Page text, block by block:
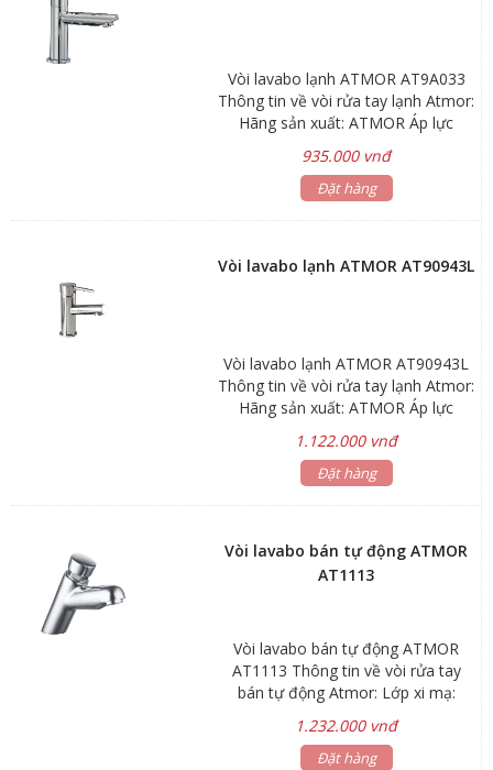
Vòi lavabo lạnh ATMOR AT9A033
Thông tin về vòi rửa tay lạnh Atmor:
Hãng sản xuất: ATMOR Áp lực
nước: 0.05MPa ~ 0.75MPa Lớp mạ :
Nikel chrome Chất liệu: đồng Chiều
cao miệng vòi 72mm Bảo hành: sen
935.000 vnđ
Đặt hàng
Vòi lavabo lạnh ATMOR AT90943L
Vòi lavabo lạnh ATMOR AT90943L
Thông tin về vòi rửa tay lạnh Atmor:
Hãng sản xuất: ATMOR Áp lực
nước: 0.05MPa ~ 0.75MPa Lớp mạ :
Nikel chrome Chất liệu: đồng Chiều
cao miệng vòi 72mm Bảo hành: sen
1.122.000 vnđ
Đặt hàng
Vòi lavabo bán tự động ATMOR
AT1113
Vòi lavabo bán tự động ATMOR
AT1113 Thông tin về vòi rửa tay
bán tự động Atmor: Lớp xi mạ:
chrome Chiều cao: 60mm Hãng sản
xuất : ATMOR Bảo hành: vòi 3 năm,
phụ kiện 1 năm Thân vòi làm bằng
1.232.000 vnđ
Đặt hàng